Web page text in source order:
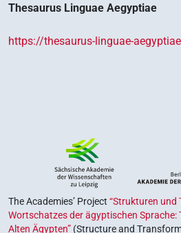
Thesaurus Linguae Aegyptiae
https://thesaurus-linguae-
The Academies’ Project “Strukturen
Wortschatzes der ägyptischen Sprache:
Alten Ägypten” (Structure and